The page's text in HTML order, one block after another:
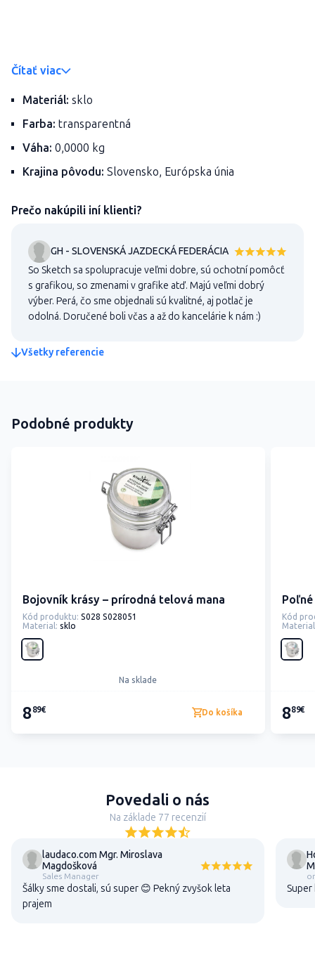
Čítať viac
Materiál: sklo
Farba: transparentná
Váha: 0,0000 kg
Krajina pôvodu: Slovensko, Európska únia
Prečo nakúpili iní klienti?
GH - SLOVENSKÁ JAZDECKÁ FEDERÁCIA
So Sketch sa spolupracuje veľmi dobre, sú ochotní pomôcť
s grafikou, so zmenami v grafike atď. Majú veľmi dobrý
výber. Perá, čo sme objednali sú kvalitné, aj potlač je
odolná. Doručené boli včas a až do kancelárie k nám :)
Všetky referencie
Podobné produkty
Bojovník krásy – prírodná telová mana
Kód produktu: S028 S028051
Material: sklo
Na sklade
889€ Do košíka
Kód
889€
Povedali o nás
Na základe 77 recenzií
laudaco.com Mgr. Miroslava
Magdošková
Sales Manager
Šálky sme dostali, sú super 😊 Pekný zvyšok leta
prajem
Super